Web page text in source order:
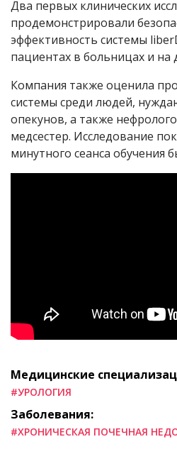
Два первых клинических
продемонстрировали
эффективность системы
пациентах в больницах и на
Компания также оценила
системы среди людей,
опекунов, а также
медсестер. Исследование
минутного сеанса обучения
Медицинские
#УРОЛОГИЯ
Заболевания:
#ХРОНИЧЕСКАЯ ПОЧЕЧНАЯ